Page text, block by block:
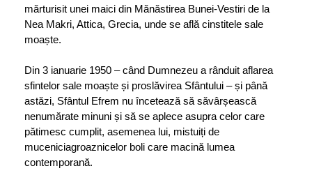
mărturisit unei maici din Mănăstirea Bunei-Vestiri de la
Nea Makri, Attica, Grecia, unde se află cinstitele sale
moaște.
Din 3 ianuarie 1950 – când Dumnezeu a rânduit aflarea
sfintelor sale moaște și proslăvirea Sfântului – și până
astăzi, Sfântul Efrem nu încetează să săvârșească
nenumărate minuni și să se aplece asupra celor care
pătimesc cumplit, asemenea lui, mistuiți de
muceniciagroaznicelor boli care macină lumea
contemporană.